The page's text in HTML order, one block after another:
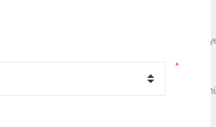
daha fazla tercih edilmektedir. Bu
yapacaksanız alışverişinizi yapmadan
bilgiler ve firma yeri belirtilmiştir.
*